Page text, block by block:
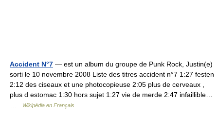
Accident N°7 — est un album du groupe de Punk Rock, Justin(e)
sorti le 10 novembre 2008 Liste des titres accident n°7 1:27 festen
2:12 des ciseaux et une photocopieuse 2:05 plus de cerveaux ,
plus d estomac 1:30 hors sujet 1:27 vie de merde 2:47 infaillible…
Wikipédia en Français